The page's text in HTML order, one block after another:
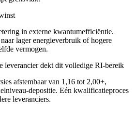
in externe kwantumefficiëntie.
lager energieverbruik of hogere
vermogen.
leverancier dekt dit volledige RI-bereik
afstembaar van 1,16 tot 2,00+,
depositie. Eén kwalificatieproces
leveranciers.